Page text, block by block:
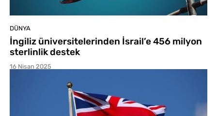
DÜNYA
İngiliz üniversitelerinden İsrail’e 456 milyon
sterlinlik destek
16 Nisan 2025